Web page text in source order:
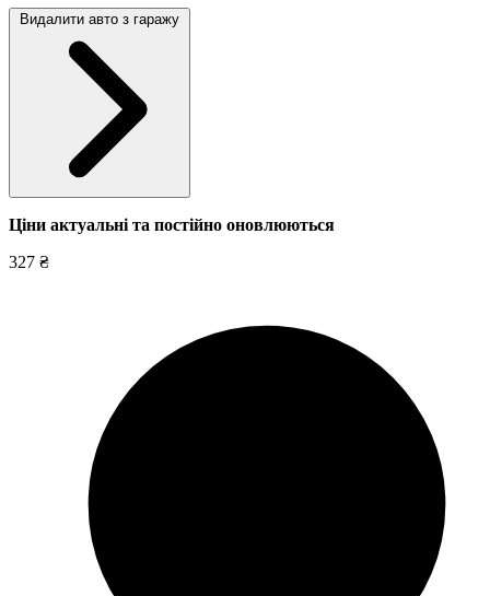
Видалити авто з гаражу
Ціни актуальні та постійно оновлюються
327 ₴